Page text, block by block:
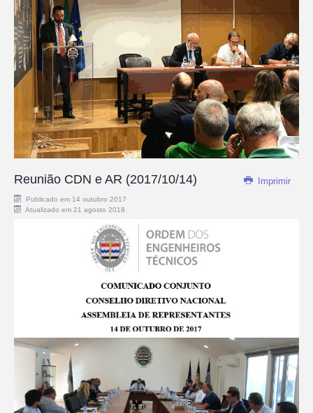
Imprimir
Reunião CDN e AR (2017/10/14)
Publicado em 14 outubro 2017
Atualizado em 21 agosto 2018